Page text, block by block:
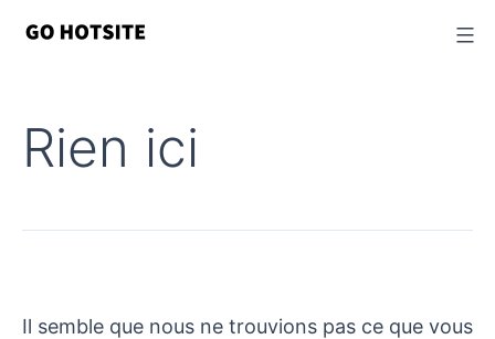
Rien ici
Il semble que nous ne trouvions pas ce que vous